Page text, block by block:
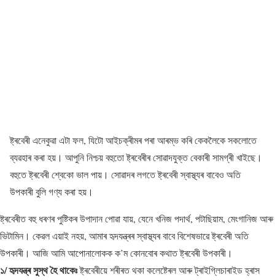
ষ্ট্ৰবেৰী এনেকুৱা এটা ফল, যিটো আইচক্ৰীমৰ পৰা আৰম্ভ কৰি কেকলৈকে সকলোতে
ব্যৱহাৰ কৰা হয়। আপুনি নিশ্চয় বহুতো ষ্ট্ৰবেৰীৰ সোৱাদযুক্ত বেকাৰী সামগ্ৰী খাইছে।
বহুতে ষ্ট্ৰবেৰী শ্বেকো ভাল পায়। সোৱাদৰ লগতে ষ্ট্ৰবেৰী স্বাস্থ্যৰ বাবেও অতি
উপকাৰী বুলি গণ্য কৰা হয়।
ষ্ট্ৰবেৰীত বহু ধৰণৰ পুষ্টিকৰ উপাদান পোৱা যায়, যেনে খনিজ পদাৰ্থ, পটাছিয়াম, মেংগানিজ আৰু
ভিটামিন। কেৱল এয়াই নহয়, আমাৰ হৃদযন্ত্ৰৰ স্বাস্থ্যৰ বাবে বিশেষভাৱে ষ্ট্ৰবেৰী অতি
উপকাৰী। আজি আমি আপোনালোকক ক’ম কোনবোৰ কথাত ষ্ট্ৰবেৰী উপকাৰী।
১/ হৃদযন্ত্ৰ সুস্থ হৈ থাকেঃষ্ট্ৰবেৰীয়ে শৰীৰত থকা কলেষ্টেৰল আৰু ট্ৰাইগ্লিচাৰাইড হ্ৰাস